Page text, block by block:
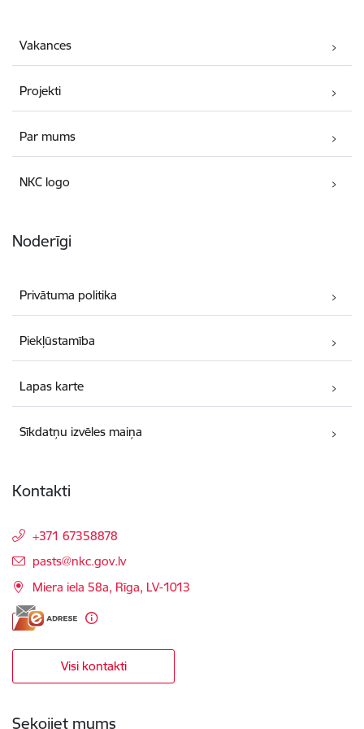
Vakances
Projekti
Par mums
NKC logo
Noderīgi
Privātuma politika
Piekļūstamība
Lapas karte
Sīkdatņu izvēles maiņa
Kontakti
+371 67358878
E-pasts:
pasts@nkc.gov.lv
Miera iela 58a, Rīga, LV-1013
Visi kontakti
Sekojiet mums